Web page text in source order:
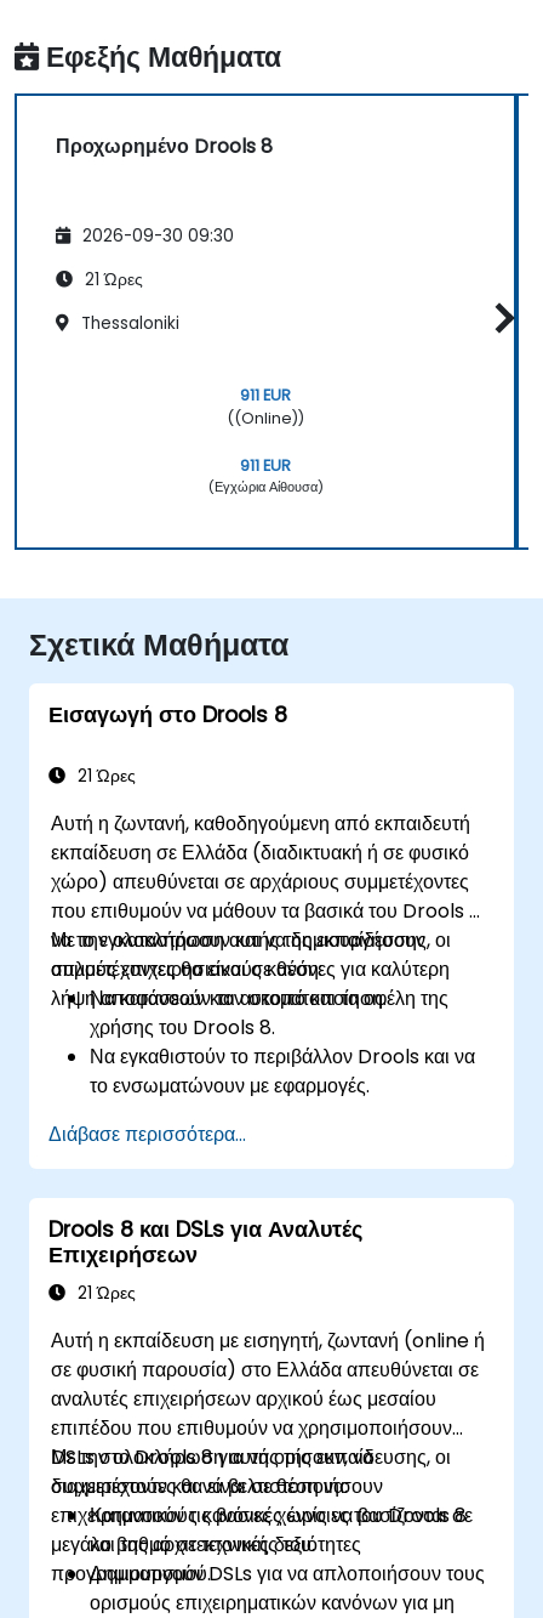
Εφεξής Μαθήματα
Προχωρημένο Drools 8
2026-09-30 09:30
21 Ώρες
Thessaloniki
911 EUR
((Online))
911 EUR
(Εγχώρια Αίθουσα)
Σχετικά Μαθήματα
Εισαγωγή στο Drools 8
21 Ώρες
Αυτή η ζωντανή, καθοδηγούμενη από εκπαιδευτή
εκπαίδευση σε Ελλάδα (διαδικτυακή ή σε φυσικό
χώρο) απευθύνεται σε αρχάριους συμμετέχοντες
που επιθυμούν να μάθουν τα βασικά του Drools 8,
να το εγκαταστήσουν και να δημιουργήσουν
απλούς επιχειρησιακούς κανόνες για καλύτερη
λήψη αποφάσεων και αυτοματοποίηση.
Με την ολοκλήρωση αυτής της εκπαίδευσης, οι
συμμετέχοντες θα είναι σε θέση:
Να κατανοούν τον σκοπό και τα οφέλη της
χρήσης του Drools 8.
Να εγκαθιστούν το περιβάλλον Drools και να
το ενσωματώνουν με εφαρμογές.
αναπτύσσουν απλούς επιχειρησιακούς
κανόνες.
Να χρησιμοποιούν το Drools Workbench για
διαχείριση κανόνων και πίνακες αποφάσεων.
Να εφαρμόζουν το Drools σε πραγματικά
σενάρια για την αυτοματοποίηση αποφάσεων.
Διάβασε περισσότερα...
Drools 8 και DSLs για Αναλυτές
Επιχειρήσεων
21 Ώρες
Αυτή η εκπαίδευση με εισηγητή, ζωντανή (online ή
σε φυσική παρουσία) στο Ελλάδα απευθύνεται σε
αναλυτές επιχειρήσεων αρχικού έως μεσαίου
επιπέδου που επιθυμούν να χρησιμοποιήσουν
DSLs στο Drools 8 για να ορίσουν, να
διαχειριστούν και να βελτιστοποιήσουν
επιχειρηματικούς κανόνες χωρίς να βασίζονται σε
μεγάλο βαθμό σε τεχνικές δεξιότητες
προγραμματισμού.
Με την ολοκλήρωση αυτής της εκπαίδευσης, οι
συμμετέχοντες θα είναι σε θέση να:
Κατανοούν τις βασικές έννοιες του Drools 8
και της αρχιτεκτονικής του.
Δημιουργούν DSLs για να απλοποιήσουν τους
ορισμούς επιχειρηματικών κανόνων για μη